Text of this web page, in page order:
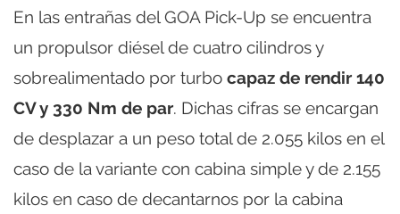
En las entrañas del GOA Pick-Up se encuentra
un propulsor diésel de cuatro cilindros y
sobrealimentado por turbo capaz de rendir 140
CV y 330 Nm de par. Dichas cifras se encargan
de desplazar a un peso total de 2.055 kilos en el
caso de la variante con cabina simple y de 2.155
kilos en caso de decantarnos por la cabina